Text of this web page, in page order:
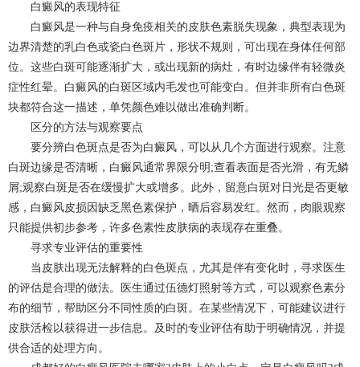
白癜风的表现特征
白癜风是一种与自身免疫相关的皮肤色素脱失现象，典型表现为
边界清楚的乳白色或瓷白色斑片，形状不规则，可出现在身体任何部
位。这些白斑可能逐渐扩大，或出现新的病灶，有时边缘伴有轻微炎
症性红晕。白癜风的白斑区域内毛发也可能变白。但并非所有白色斑
块都符合这一描述，单凭颜色难以做出准确判断。
区分的方法与观察要点
要分辨白色斑点是否为白癜风，可以从几个方面进行观察。注意
白斑边缘是否清晰，白癜风通常界限分明;查看表面是否光滑，有无鳞
屑;观察白斑是否在缓慢扩大或增多。此外，留意白斑对日光是否更敏
感，白癜风皮损因缺乏黑色素保护，晒后容易发红。然而，肉眼观察
只能提供初步参考，许多色素性皮肤病的表现存在重叠。
寻求专业评估的重要性
当皮肤出现无法解释的白色斑点，尤其是伴有变化时，寻求医生
的评估是合理的做法。医生通过伍德灯照射等方式，可以观察色素分
布的细节，帮助区分不同性质的白斑。在某些情况下，可能建议进行
皮肤活检以获得进一步信息。及时的专业评估有助于明确情况，并提
供合适的处理方向。